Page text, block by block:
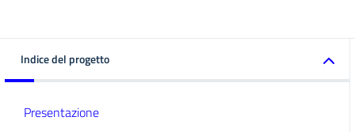
Indice del progetto
Presentazione